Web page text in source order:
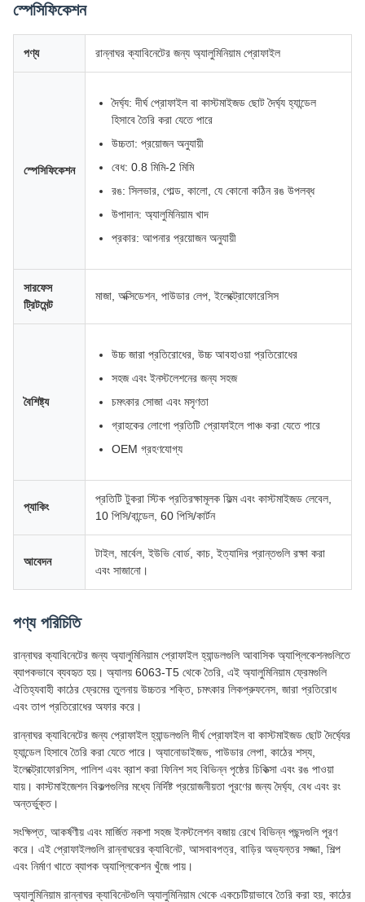
স্পেসিফিকেশন
পণ্য রান্নাঘর ক্যাবিনেটের জন্য অ্যালুমিনিয়াম প্রোফাইল
স্পেসিফিকেশন
দৈর্ঘ্য: দীর্ঘ প্রোফাইল বা কাস্টমাইজড ছোট দৈর্ঘ্য হ্যান্ডেল
হিসাবে তৈরি করা যেতে পারে
উচ্চতা: প্রয়োজন অনুযায়ী
বেধ: 0.8 মিমি-2 মিমি
রঙ: সিলভার, গোল্ড, কালো, যে কোনো কঠিন রঙ উপলব্ধ
উপাদান: অ্যালুমিনিয়াম খাদ
প্রকার: আপনার প্রয়োজন অনুযায়ী
সারফেস
ট্রিটমেন্ট
মাজা, অক্সিডেশন, পাউডার লেপ, ইলেক্ট্রোফোরেসিস
বৈশিষ্ট্য
উচ্চ জারা প্রতিরোধের, উচ্চ আবহাওয়া প্রতিরোধের
সহজ এবং ইনস্টলেশনের জন্য সহজ
চমৎকার সোজা এবং মসৃণতা
গ্রাহকের লোগো প্রতিটি প্রোফাইলে পাঞ্চ করা যেতে পারে
OEM গ্রহণযোগ্য
প্যাকিং
প্রতিটি টুকরা স্টিক প্রতিরক্ষামূলক ফিল্ম এবং কাস্টমাইজড লেবেল,
10 পিসি/বান্ডেল, 60 পিসি/কার্টন
আবেদন
টাইল, মার্বেল, ইউভি বোর্ড, কাচ, ইত্যাদির প্রান্তগুলি রক্ষা করা
এবং সাজানো।
পণ্য পরিচিতি
রান্নাঘর ক্যাবিনেটের জন্য অ্যালুমিনিয়াম প্রোফাইল হ্যান্ডলগুলি আবাসিক অ্যাপ্লিকেশনগুলিতে
ব্যাপকভাবে ব্যবহৃত হয়। অ্যালয় 6063-T5 থেকে তৈরি, এই অ্যালুমিনিয়াম ফ্রেমগুলি
ঐতিহ্যবাহী কাঠের ফ্রেমের তুলনায় উচ্চতর শক্তি, চমৎকার লিকপ্রুফনেস, জারা প্রতিরোধ
এবং তাপ প্রতিরোধের অফার করে।
রান্নাঘর ক্যাবিনেটের জন্য প্রোফাইল হ্যান্ডলগুলি দীর্ঘ প্রোফাইল বা কাস্টমাইজড ছোট দৈর্ঘ্যের
হ্যান্ডেল হিসাবে তৈরি করা যেতে পারে। অ্যানোডাইজড, পাউডার লেপা, কাঠের শস্য,
ইলেক্ট্রোফোরসিস, পালিশ এবং ব্রাশ করা ফিনিশ সহ বিভিন্ন পৃষ্ঠের চিকিত্সা এবং রঙ পাওয়া
যায়। কাস্টমাইজেশন বিকল্পগুলির মধ্যে নির্দিষ্ট প্রয়োজনীয়তা পূরণের জন্য দৈর্ঘ্য, বেধ এবং রং
অন্তর্ভুক্ত।
সংক্ষিপ্ত, আকর্ষণীয় এবং মার্জিত নকশা সহজ ইনস্টলেশন বজায় রেখে বিভিন্ন পছন্দগুলি পূরণ
করে। এই প্রোফাইলগুলি রান্নাঘরের ক্যাবিনেট, আসবাবপত্র, বাড়ির অভ্যন্তর সজ্জা, শিল্প
এবং নির্মাণ খাতে ব্যাপক অ্যাপ্লিকেশন খুঁজে পায়।
অ্যালুমিনিয়াম রান্নাঘর ক্যাবিনেটগুলি অ্যালুমিনিয়াম থেকে একচেটিয়াভাবে তৈরি করা হয়, কাঠের